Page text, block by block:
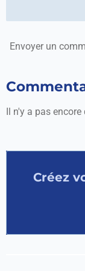
Envoyer un
Il n'y a pas
Créez